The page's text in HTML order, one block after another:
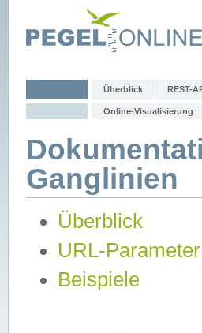
Überblick REST-
Online-Visualisierung
Ganglinien
Überblick
URL-Parameter
Beispiele